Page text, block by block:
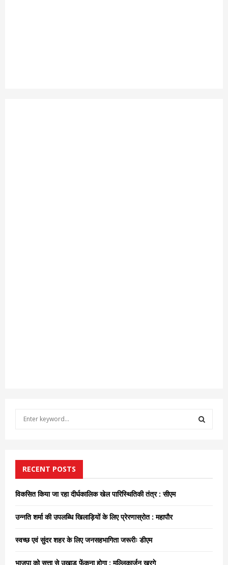
f
o
r
RECENT POSTS
विकसित किया जा रहा दीर्घकालिक खेल पारिस्थितिकी तंत्र : सीएम
उन्नति शर्मा की उपलब्धि खिलाड़ियों के लिए प्रेरणास्रोत : महापौर
स्वच्छ एवं सुंदर शहर के लिए जनसहभागिता जरूरीः डीएम
भाजपा को सत्ता से उखाड़ फेंकना होगा : मल्लिकार्जुन खरगे